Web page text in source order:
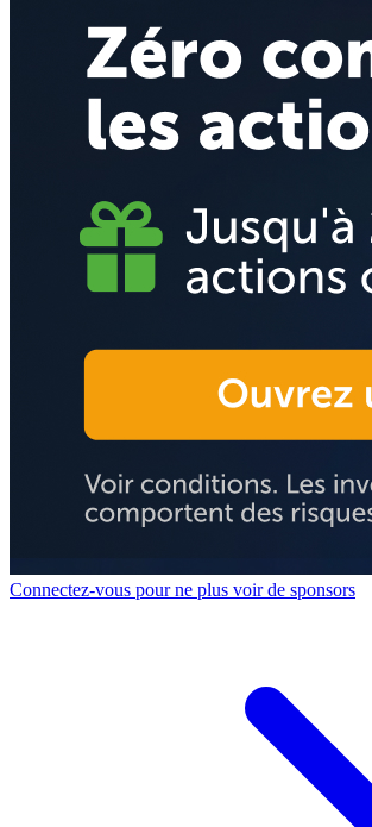
Connectez-vous pour ne plus voir de sponsors